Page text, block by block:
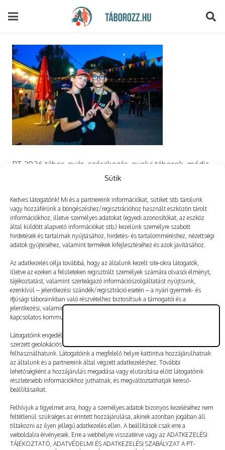
Sütik
Kedves látogatónk! Mi és a partnereink információkat, sütiket stb. tárolunk
vagy hozzáférünk a böngészéshez/regisztrációhoz használt eszközön tárolt
információkhoz, illetve személyes adatokat (egyedi azonosítókat, az eszköz
által küldött alapvető információkat stb.) kezelünk személyre szabott
hirdetések és tartalmak nyújtásához, hirdetés- és tartalomméréshez, nézettségi
adatok gyűjtéséhez, valamint termékek kifejlesztéséhez és azok javításához.
Az adatkezelés célja továbbá, hogy az általunk kezelt site-okra látogatók,
illetve az ezeken a felületeken regisztrált személyek számára olvasói élményt,
tájékoztatást, valamint szerteágazó információszolgáltatást nyújtsunk,
ezenkívül – jelentkezési szándék/regisztráció esetén – a nyári gyermek- és
ifjúsági táborainkban való részvételhez biztosítsuk a támogatói és a
jelentkezési, valamint a számlázási feltételeket és a táborszervezéssel
kapcsolatos kommunikációt.
Látogatóink engedélyével mi és a partnereink eszközleolvasásos módszerrel
szerzett geolokációs adatokat és azonosítási információkat is
felhasználhatunk. Látogatóink a megfelelő helyre kattintva hozzájárulhatnak
az általunk és a partnereink által végzett adatkezeléshez. További
lehetőségként a hozzájárulás megadása vagy elutasítása előtt látogatóink
részletesebb információkhoz juthatnak, és megváltoztathatják kereső-
beállításaikat.
Felhívjuk a figyelmet arra, hogy a személyes adatok bizonyos kezeléséhez nem
feltétlenül szükséges az érintett hozzájárulása, akinek azonban jogában áll
tiltakozni az ilyen jellegű adatkezelés ellen. A beállítások csak erre a
weboldalra érvényesek. Erre a webhelyre visszatérve vagy az ADATKEZELÉSI
TÁJÉKOZTATÓ, ADATVÉDELMI ÉS ADATKEZELÉSI SZABÁLYZAT A PT-
PT 2026 tábor, nyár, szórakozás, nyelvi táborok, média,
film, robotika, angoltábor, fotós tábor, sporttábor,
Vélemény, hozzászólás?
Az e-mail-címet nem tesszük közzé. A kötelező mezőket
*karakterrel jelöltük
A nevem, e-mail-címem, és weboldalcímem mentése
a böngészőben a következő hozzászólásomhoz.